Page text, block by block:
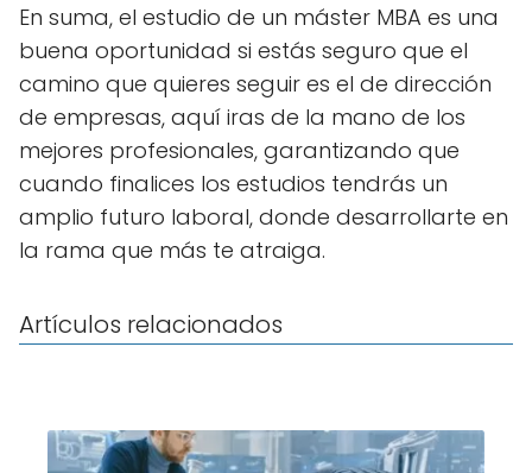
En suma, el estudio de un máster MBA es una
buena oportunidad si estás seguro que el
camino que quieres seguir es el de dirección
de empresas, aquí iras de la mano de los
mejores profesionales, garantizando que
cuando finalices los estudios tendrás un
amplio futuro laboral, donde desarrollarte en
la rama que más te atraiga.
Artículos relacionados